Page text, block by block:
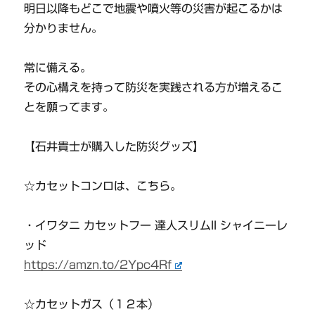
明日以降もどこで地震や噴火等の災害が起こるかは
分かりません。
常に備える。
その心構えを持って防災を実践される方が増えるこ
とを願ってます。
【石井貴士が購入した防災グッズ】
☆カセットコンロは、こちら。
・イワタニ カセットフー 達人スリムII シャイニーレ
ッド
https://amzn.to/2Ypc4Rf
☆カセットガス（１２本）